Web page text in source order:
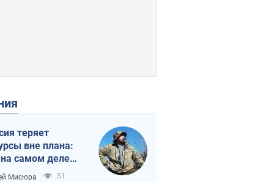
теряет
вне плана:
на самом деле
темп войны
Мисюра 51